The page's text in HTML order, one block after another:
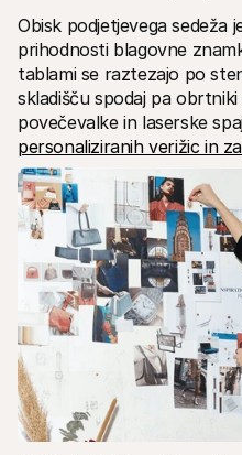
Obisk podjetjevega sedeža
prihodnosti blagovne
tablami se raztezajo po
skladišču spodaj pa
personaliziranih verižic in